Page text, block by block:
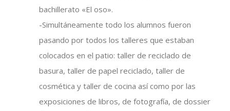
bachillerato «El oso».
-Simultáneamente todo los alumnos fueron
pasando por todos los talleres que estaban
colocados en el patio: taller de reciclado de
basura, taller de papel reciclado, taller de
cosmética y taller de cocina así como por las
exposiciones de libros, de fotografía, de dossier